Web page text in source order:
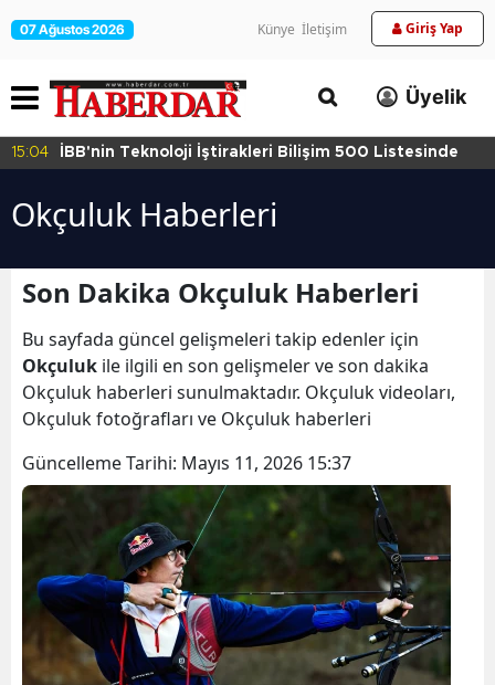
07 Ağustos 2026 Künye İletişim Giriş Yap
Üyelik
15:04 İBB'nin Teknoloji İştirakleri Bilişim 500 Listesinde
Okçuluk Haberleri
Son Dakika Okçuluk Haberleri
Bu sayfada güncel gelişmeleri takip edenler için
Okçuluk ile ilgili en son gelişmeler ve son dakika
Okçuluk haberleri sunulmaktadır. Okçuluk videoları,
Okçuluk fotoğrafları ve Okçuluk haberleri
Güncelleme Tarihi: Mayıs 11, 2026 15:37